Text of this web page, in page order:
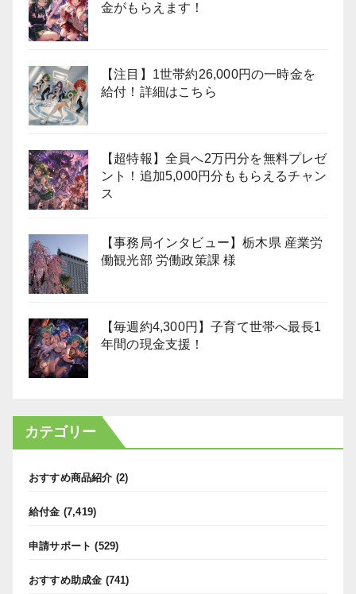
金がもらえます！
【注目】1世帯約26,000円の一時金を
給付！詳細はこちら
【超特報】全員へ2万円分を無料プレゼ
ント！追加5,000円分ももらえるチャン
ス
【事務局インタビュー】栃木県 産業労
働観光部 労働政策課 様
【毎週約4,300円】子育て世帯へ最長1
年間の現金支援！
カテゴリー
おすすめ商品紹介 (2)
給付金 (7,419)
申請サポート (529)
おすすめ助成金 (741)